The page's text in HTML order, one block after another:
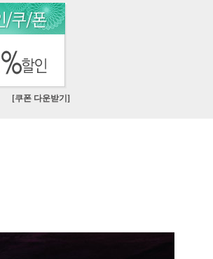
[쿠폰 다운받기]